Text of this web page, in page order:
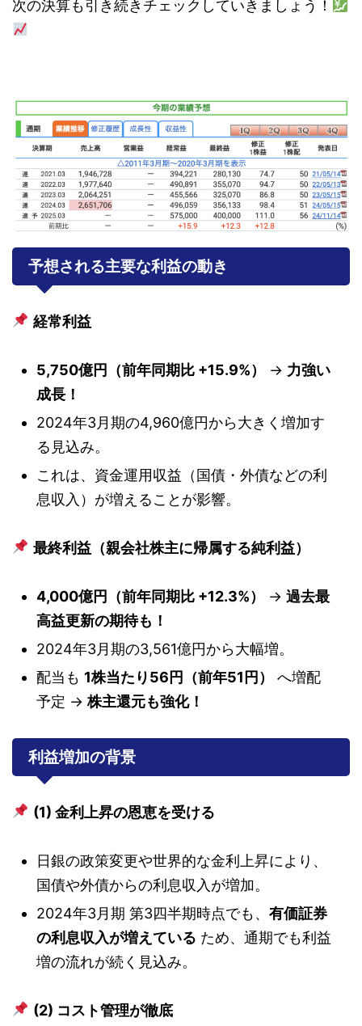
次の決算も引き続きチェックしていきましょう！
予想される主要な利益の動き
経常利益
5,750億円（前年同期比 +15.9%） → 力強い
成長！
2024年3月期の4,960億円から大きく増加す
る見込み。
これは、資金運用収益（国債・外債などの利
息収入）が増えることが影響。
最終利益（親会社株主に帰属する純利益）
4,000億円（前年同期比 +12.3%） → 過去最
高益更新の期待も！
2024年3月期の3,561億円から大幅増。
配当も 1株当たり56円（前年51円）
へ増配
予定 →株主還元も強化！
利益増加の背景
(1) 金利上昇の恩恵を受ける
日銀の政策変更や世界的な金利上昇により、
国債や外債からの利息収入が増加。
2024年3月期 第3四半期時点でも、 有価証券
の利息収入が増えている ため、通期でも利益
増の流れが続く見込み。
(2) コスト管理が徹底